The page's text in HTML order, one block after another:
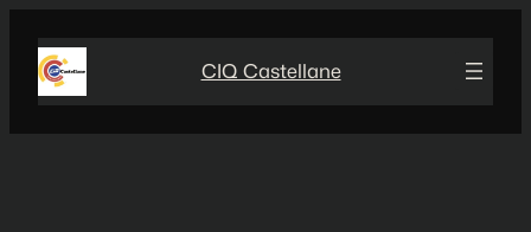
contenu
CIQ Castellane